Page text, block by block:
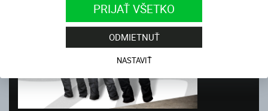
PRIJAŤ VŠETKO
ODMIETNUŤ
NASTAVIŤ